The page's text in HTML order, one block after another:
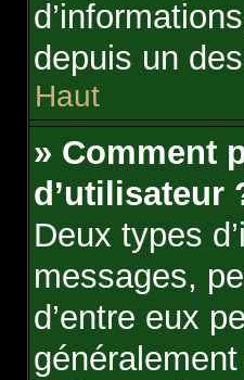
depuis un
Haut
» Comment
d’utilisateur
Deux types
messages,
d’entre eux